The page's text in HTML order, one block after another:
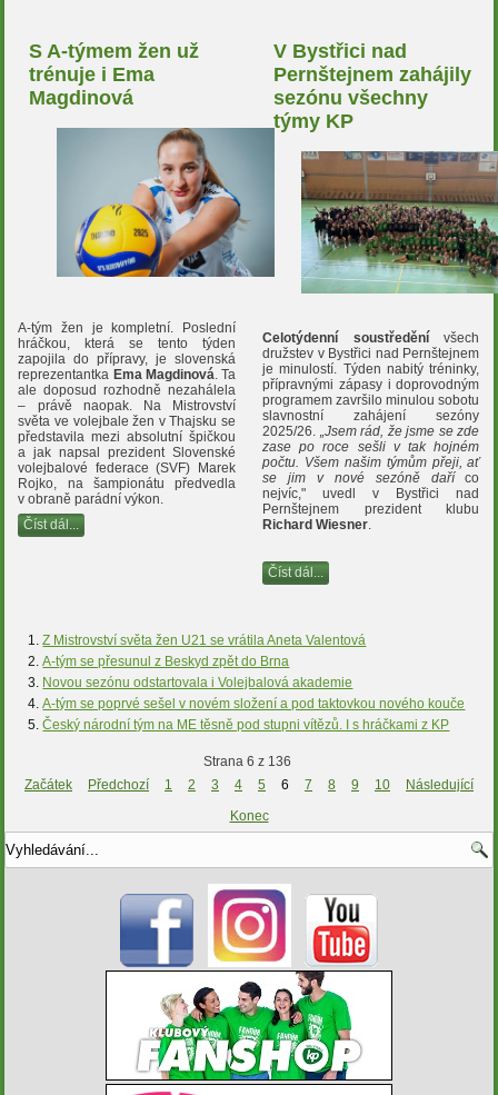
S A-týmem žen už
trénuje i Ema
Magdinová
A-tým žen je kompletní. Poslední
hráčkou, která se tento týden
zapojila do přípravy, je slovenská
reprezentantka Ema Magdinová. Ta
ale doposud rozhodně nezahálela
– právě naopak. Na Mistrovství
světa ve volejbale žen v Thajsku se
představila mezi absolutní špičkou
a jak napsal prezident Slovenské
volejbalové federace (SVF) Marek
Rojko, na šampionátu předvedla
v obraně parádní výkon.
Číst dál...
V Bystřici nad
Pernštejnem zahájily
sezónu všechny
týmy KP
Celotýdenní soustředěnívšech
družstev v Bystřici nad Pernštejnem
je minulostí. Týden nabitý tréninky,
přípravnými zápasy i doprovodným
programem završilo minulou sobotu
slavnostní zahájení sezóny
2025/26. „Jsem rád, že jsme se zde
zase po roce sešli v tak hojném
počtu. Všem našim týmům přeji, ať
se jim v nové sezóně daříco
nejvíc," uvedl v Bystřici nad
Pernštejnem prezident klubu
Richard Wiesner.
Číst dál...
Z Mistrovství světa žen U21 se vrátila Aneta Valentová
A-tým se přesunul z Beskyd zpět do Brna
Novou sezónu odstartovala i Volejbalová akademie
A-tým se poprvé sešel v novém složení a pod taktovkou nového kouče
Český národní tým na ME těsně pod stupni vítězů. I s hráčkami z KP
Strana 6 z 136
Začátek
Předchozí 1 2 3 4 5 6 7 8 9 10
Následující
Konec